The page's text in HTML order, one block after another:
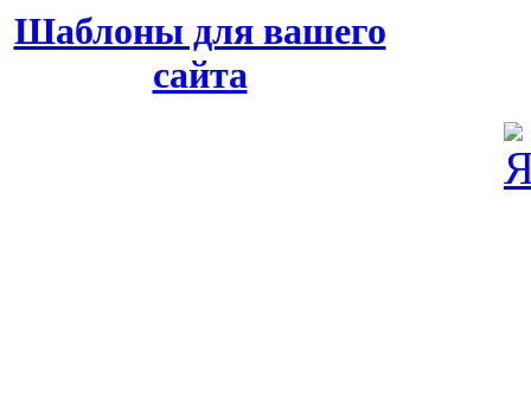
Шаблоны для вашего
сайта